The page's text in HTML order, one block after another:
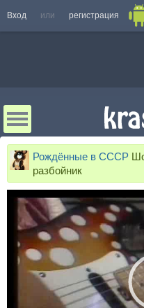
Вход или регистрация
Рождённые в СССР
разбойник